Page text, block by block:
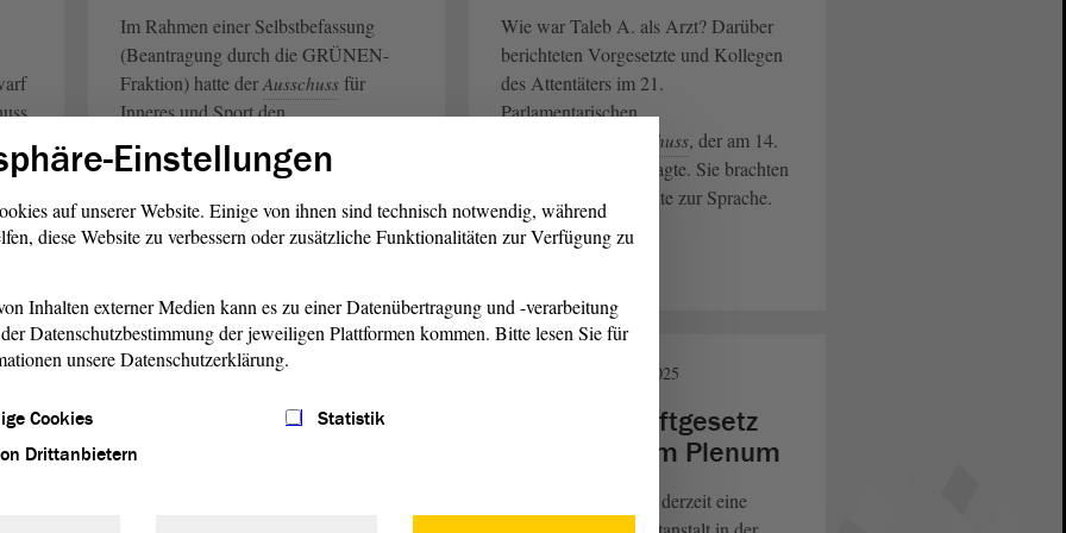
Im Rahmen einer Selbstbefassung
(Beantragung durch die GRÜNEN-
Fraktion) hatte der Ausschussfür
Inneres und Sport den
Polizeibeauftragten des Landes
Sachsen-Anhalt, Michael Reichelt, zu
seine Aufgaben.
Wie war Taleb A. als Arzt? Darüber
berichteten Vorgesetzte und Kollegen
des Attentäters im 21.
Parlamentarischen
Untersuchungsausschuss, der am 14.
Januar 2025 zuletzt tagte. Sie brachten
auch fachliche Defizite zur Sprache.
Inneres 19. Dez. 2025
„Menschlichkeit findet
immer ihren Weg“
17. Dez. 2025
Abschiebehaftgesetz
war Thema im Plenum
Sachsen-Anhalt baut derzeit eine
Einstellungen
auf unserer Website. Einige von ihnen sind technisch notwendig, während
diese Website zu verbessern oder zusätzliche Funktionalitäten zur Verfügung zu
Inhalten externer Medien kann es zu einer Datenübertragung und -verarbeitung
Datenschutzbestimmung der jeweiligen Plattformen kommen. Bitte lesen Sie für
unsere Datenschutzerklärung.
Cookies
Statistik
Drittanbietern